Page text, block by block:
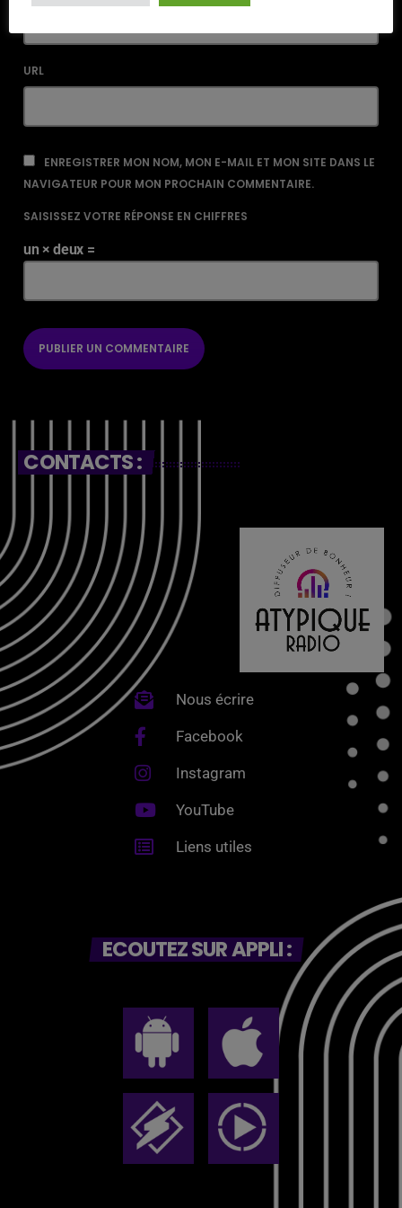
URL
ENREGISTRER MON NOM, MON E-MAIL ET MON SITE DANS LE
NAVIGATEUR POUR MON PROCHAIN COMMENTAIRE.
SAISISSEZ VOTRE RÉPONSE EN CHIFFRES
un × deux =
CONTACTS :
Nous écrire
Facebook
Instagram
YouTube
Liens utiles
ECOUTEZ SUR APPLI :